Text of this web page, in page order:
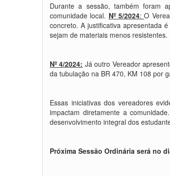
Durante a sessão, também foram
comunidade local. Nº 5/2024:O
concreto. A justificativa apresentada
sejam de materiais menos resistentes.
Nº 4/2024: Já outro Vereador
da tubulação na BR 470, KM 108 por
Essas iniciativas dos vereadores
impactam diretamente a
desenvolvimento integral dos
Próxima Sessão Ordinária será no